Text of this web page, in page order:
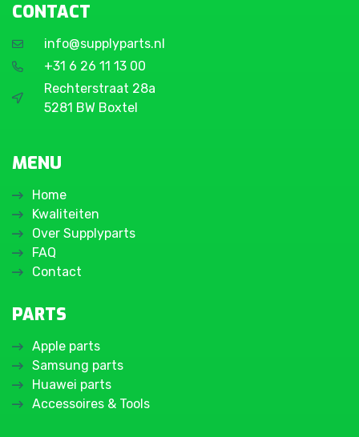
CONTACT
info@supplyparts.nl
+31 6 26 11 13 00
Rechterstraat 28a
5281 BW Boxtel
MENU
Home
Kwaliteiten
Over Supplyparts
FAQ
Contact
PARTS
Apple parts
Samsung parts
Huawei parts
Accessoires & Tools